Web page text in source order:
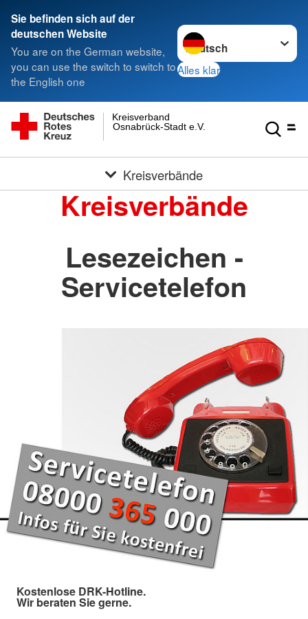
Sie befinden sich auf der
deutschen Website
You are on the German website,
you can use the switch to switch to
the English one
Sprache wechseln zu
Alles klar
Osnabrück-Stadt e.V.
Kreisverband
Kreisverbände
Kreisverbände
Lesezeichen -
Servicetelefon
Kostenlose DRK-Hotline.
Wir beraten Sie gerne.